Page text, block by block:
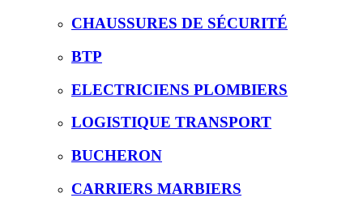
CHAUSSURES DE SÉCURITÉ
BTP
ELECTRICIENS PLOMBIERS
LOGISTIQUE TRANSPORT
BUCHERON
CARRIERS MARBIERS